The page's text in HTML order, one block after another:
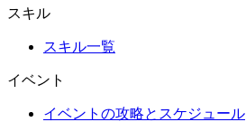
スキル
スキル一覧
イベント
イベントの攻略とスケジュール